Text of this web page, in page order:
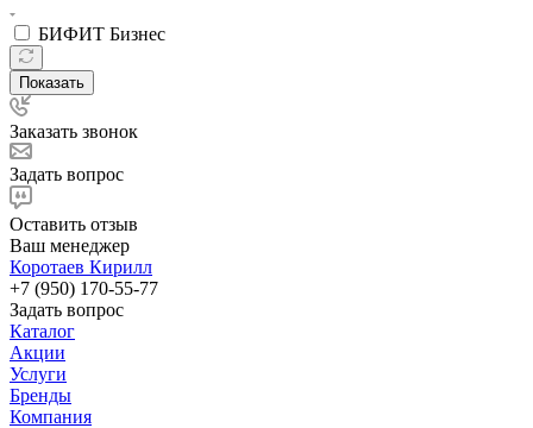
БИФИТ Бизнес
Показать
Заказать звонок
Задать вопрос
Оставить отзыв
Ваш менеджер
Коротаев Кирилл
+7 (950) 170-55-77
Задать вопрос
Каталог
Акции
Услуги
Бренды
Компания